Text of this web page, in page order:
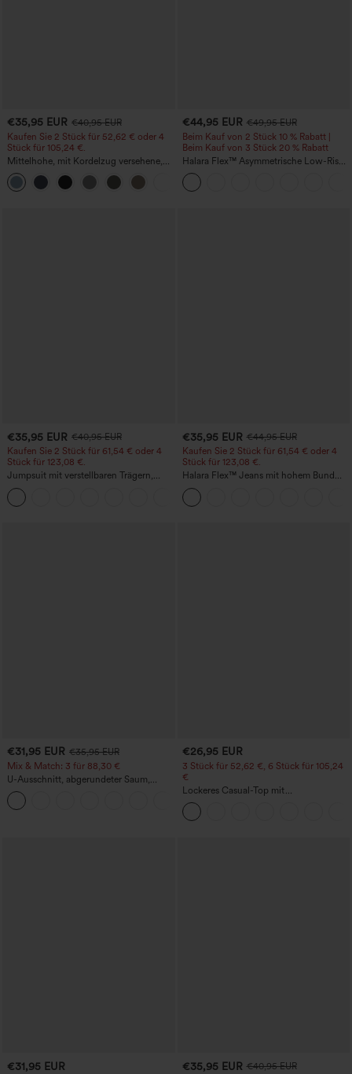
€35,95 EUR €40,95 EUR
Kaufen Sie 2 Stück für 52,62 € oder 4
Stück für 105,24 €.
Mittelhohe, mit Kordelzug versehene,
schnelltrocknende Golfhose mit schmal
zulaufendem Schnitt, abgerundetem
Saum und Taschen – UPF 40+
€44,95 EUR €49,95 EUR
Beim Kauf von 2 Stück 10 % Rabatt |
Beim Kauf von 3 Stück 20 % Rabatt
Halara Flex™ Asymmetrische Low-Rise-
Jeans mit Reißverschlusstaschen,
Baggy-Stil, weitem Bein, gewaschen,
lässig
€35,95 EUR €40,95 EUR
Kaufen Sie 2 Stück für 61,54 € oder 4
Stück für 123,08 €.
Jumpsuit mit verstellbaren Trägern,
gerafftem Detail, weitem Bein und
meliertem Stoff, lässig, mit Taschen -
Easy Peezy
€35,95 EUR €44,95 EUR
Kaufen Sie 2 Stück für 61,54 € oder 4
Stück für 123,08 €.
Halara Flex™ Jeans mit hohem Bund
und Taschen, gewaschener, lässiger
Bootcut
€31,95 EUR €35,95 EUR
Mix & Match: 3 für 88,30 €
U-Ausschnitt, abgerundeter Saum,
InstantCool Yoga-Trägertop – UPF50+
€26,95 EUR
3 Stück für 52,62 €, 6 Stück für 105,24
€
Lockeres Casual-Top mit
Rundhalsausschnitt und
Fledermausärmeln
€31,95 EUR €35,95 EUR €40,95 EUR